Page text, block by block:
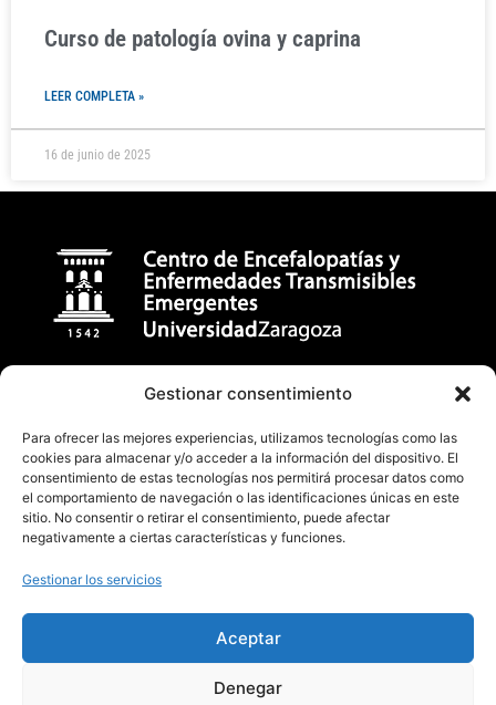
Gestionar consentimiento
Para ofrecer las mejores experiencias, utilizamos tecnologías como las
cookies para almacenar y/o acceder a la información del dispositivo. El
consentimiento de estas tecnologías nos permitirá procesar datos como
el comportamiento de navegación o las identificaciones únicas en este
sitio. No consentir o retirar el consentimiento, puede afectar
negativamente a ciertas características y funciones.
Gestionar los servicios
Aceptar
Denegar
Curso de patología ovina y caprina
LEER COMPLETA »
16 de junio de 2025
Centro de Encefalopatías y Enfermedades Transmisibles
Facultad de Veterinaria (Universidad de Zaragoza)
C/ Miguel Servet, 177 50013, Zaragoza (España)
badiola@unizar.es
(34) 876-554162 / 976 76 29 47